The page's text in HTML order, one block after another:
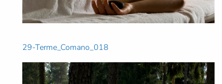
29-Terme_Comano_018